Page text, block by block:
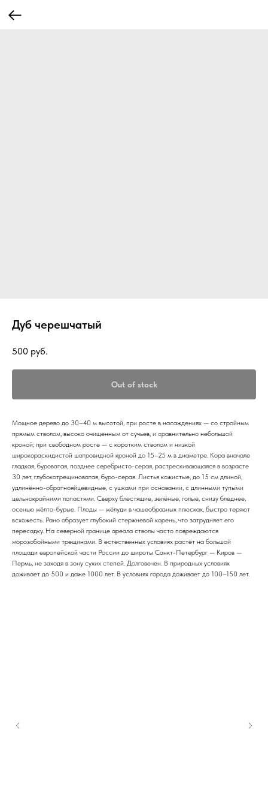
Дуб черешчатый
500 руб.
Out of stock
Мощное дерево до 30–40 м высотой, при росте в насаждениях — со стройным
прямым стволом, высоко очищенным от сучьев, и сравнительно небольшой
кроной; при свободном росте — с коротким стволом и низкой
широкораскидистой шатровидной кроной до 15–25 м в диаметре. Кора вначале
гладкая, буроватая, позднее серебристо-серая, растрескивающаяся в возрасте
30 лет, глубокотрещиноватая, буро-серая. Листья кожистые, до 15 см длиной,
удлинённо-обратнояйцевидные, с ушками при основании, с длинными тупыми
цельнокрайними лопастями. Сверху блестящие, зелёные, голые, снизу бледнее,
осенью жёлто-бурые. Плоды — жёлуди в чашеобразных плюсках, быстро теряют
всхожесть. Рано образует глубокий стержневой корень, что затрудняет его
пересадку. На северной границе ареала стволы часто повреждаются
морозобойными трещинами. В естественных условиях растёт на большой
площади европейской части России до широты Санкт-Петербург — Киров —
Пермь, не заходя в зону сухих степей. Долговечен. В природных условиях
доживает до 500 и даже 1000 лет. В условиях города доживает до 100–150 лет.